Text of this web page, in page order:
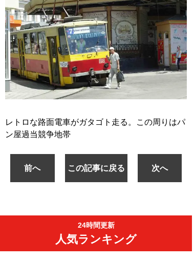
レトロな路面電車がガタゴト走る。この周りはパ
ン屋過当競争地帯
前へ この記事に戻る 次へ
24時間更新
人気ランキング